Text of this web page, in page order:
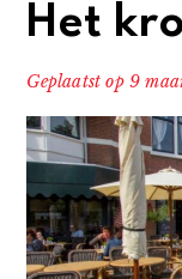
Het
Geplaatst op 9